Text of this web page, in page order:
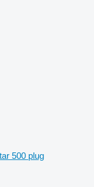
500 plug